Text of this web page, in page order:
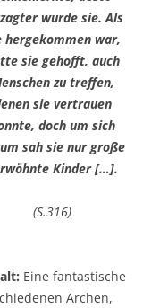
wurde sie. Als
hergekommen war,
sie gehofft, auch
zu treffen,
sie vertrauen
doch um sich
sah sie nur große
Kinder […].
(S.316)
Eine fantastische
Archen,